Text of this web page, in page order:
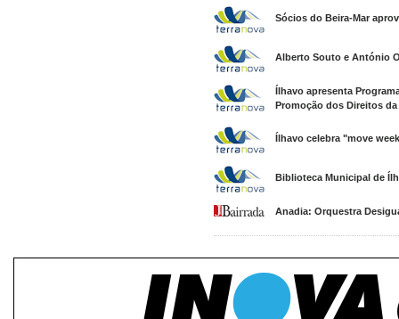
Sócios do Beira-Mar
Alberto Souto e António
Ílhavo apresenta
Promoção dos Direitos da
Ílhavo celebra "move
Biblioteca Municipal de
Anadia: Orquestra